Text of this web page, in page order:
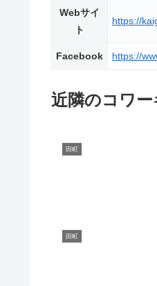
Webサイ
ト
https://
Facebook https://
近隣のコワ
田町
田町